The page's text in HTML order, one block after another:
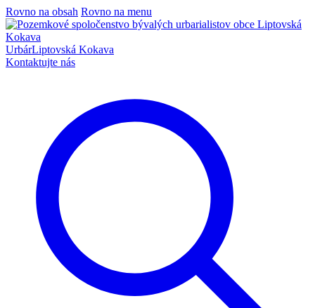
Rovno na obsah Rovno na menu
UrbárLiptovská Kokava
Kontaktujte nás